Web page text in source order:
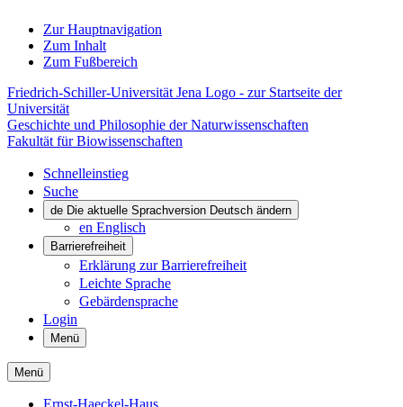
Zur Hauptnavigation
Zum Inhalt
Zum Fußbereich
Friedrich-Schiller-Universität Jena Logo - zur Startseite der
Universität
Geschichte und Philosophie der Naturwissenschaften
Fakultät für Biowissenschaften
Schnelleinstieg
Suche
de Die aktuelle Sprachversion Deutsch ändern
en Englisch
Barrierefreiheit
Erklärung zur Barrierefreiheit
Leichte Sprache
Gebärdensprache
Login
Menü
Menü
Ernst-Haeckel-Haus